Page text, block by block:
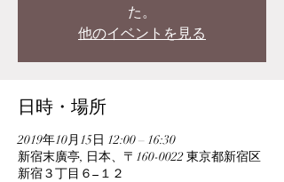
た。
他のイベントを見る
日時・場所
2019年10月15日 12:00 – 16:30
新宿末廣亭, 日本、〒160-0022 東京都新宿区
新宿３丁目６−１２